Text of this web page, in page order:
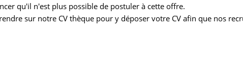
qu'il n'est plus possible de postuler à cette offre.
sur notre CV thèque pour y déposer votre CV afin que nos